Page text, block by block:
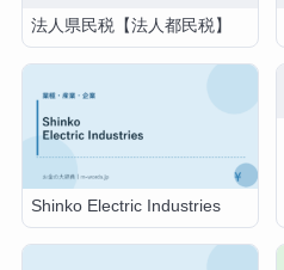
法人県民税【法人都民税】
Shinko Electric Industries